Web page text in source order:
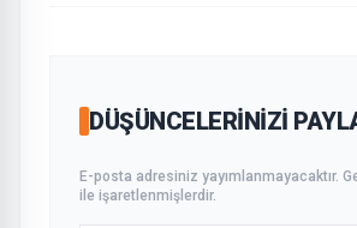
DÜŞÜNCELERINIZI
E-posta adresiniz yayımlanmayacaktır.
ile işaretlenmişlerdir.